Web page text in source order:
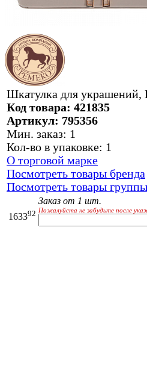
Шкатулка для украшений,
Код товара: 421835
Артикул: 795356
Мин. заказ: 1
Кол-во в упаковке: 1
О торговой марке
Посмотреть товары бренда
Посмотреть товары группы
163392
Заказ от 1 шт.
Пожалуйста не забудьте после